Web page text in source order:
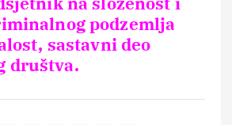
podzemlja
sastavni deo
društva.